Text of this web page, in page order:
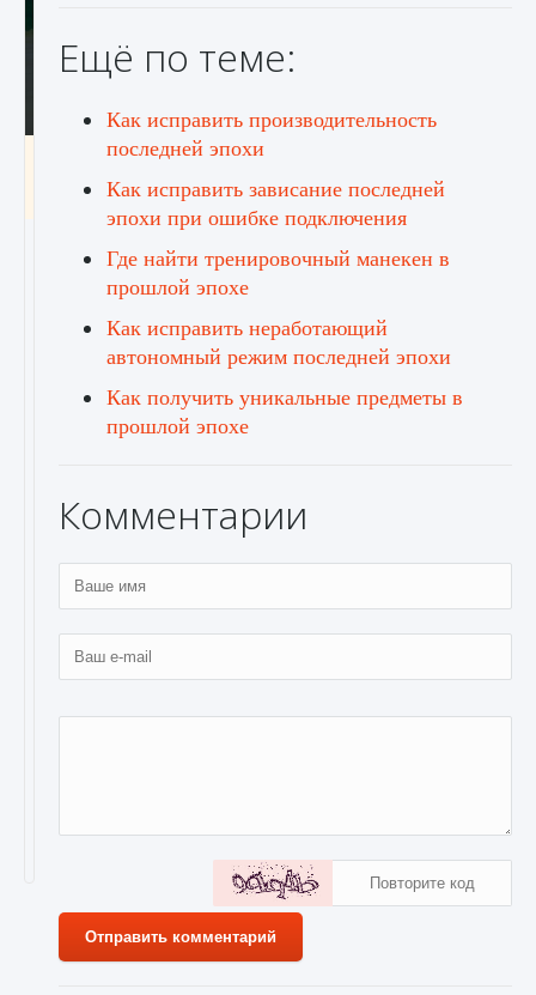
Как включить чат в Fortnite
9 августа 2024 1 335 0 0
Ещё по теме:
Как исправить производительность
последней эпохи
Как исправить зависание последней
эпохи при ошибке подключения
Где найти тренировочный манекен в
прошлой эпохе
Как исправить неработающий
автономный режим последней эпохи
Как получить уникальные предметы в
прошлой эпохе
Комментарии
Отправить комментарий